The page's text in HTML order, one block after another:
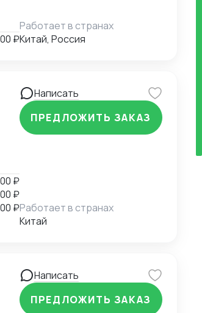
₽
Работает в странах
Китай, Россия
₽
₽
₽
Написать
ПРЕДЛОЖИТЬ ЗАКАЗ
Работает в странах
Китай
Написать
ПРЕДЛОЖИТЬ ЗАКАЗ